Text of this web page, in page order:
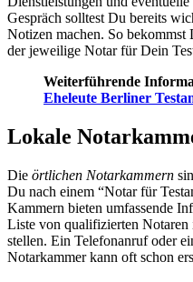
Gespräch solltest Du bereits
Notizen machen. So
der jeweilige Notar für Dein
Weiterführende
Eheleute Berliner
Lokale
Die örtlichen Notarkammern
Du nach einem “Notar für
Kammern bieten umfassende
Liste von qualifizierten
stellen. Ein Telefonanruf oder
Notarkammer kann oft schon